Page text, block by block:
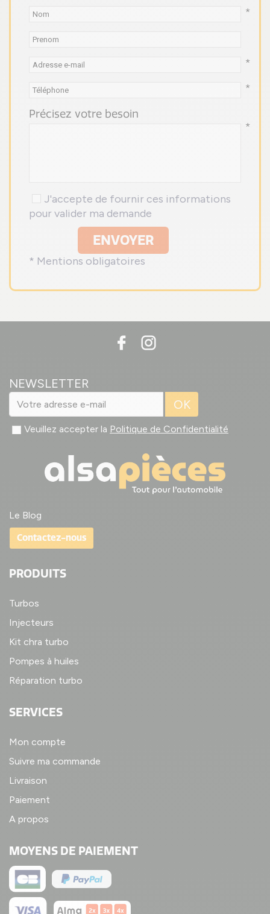
*
*
*
Précisez votre besoin
*
J'accepte de fournir ces informations
pour valider ma demande
ENVOYER
* Mentions obligatoires
NEWSLETTER
OK
Veuillez accepter la Politique de Confidentialité
Le Blog
Contactez-nous
PRODUITS
Turbos
Injecteurs
Kit chra turbo
Pompes à huiles
Réparation turbo
SERVICES
Mon compte
Suivre ma commande
Livraison
Paiement
A propos
MOYENS DE PAIEMENT